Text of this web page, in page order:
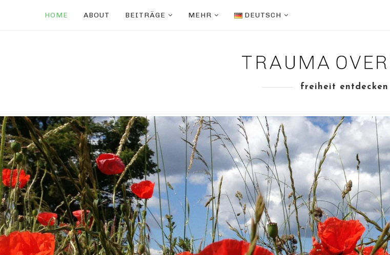
HOME ABOUT BEITRÄGE MEHR DEUTSCH
freiheit entdecken